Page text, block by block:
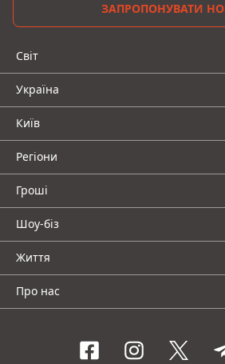
ЗАПРОПОНУВАТИ
Світ
Україна
Київ
Регіони
Гроші
Шоу-біз
Життя
Про нас